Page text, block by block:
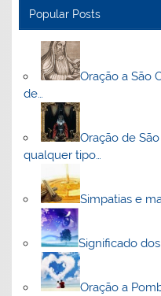
Popular Posts
Oração a São
de…
Oração de
qualquer tipo…
Simpatias e
Significado
Oração a